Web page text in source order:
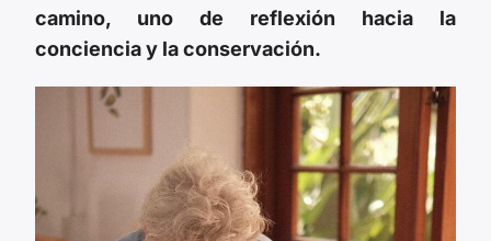
camino, uno de reflexión hacia la
conciencia y la conservación.